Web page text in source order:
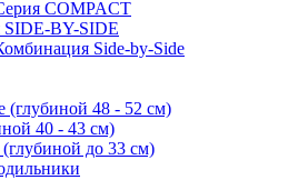
СOMPACT
BY-SIDE
Side-by-Side
(глубиной 48 - 52 см)
40 - 43 см)
до 33 см)